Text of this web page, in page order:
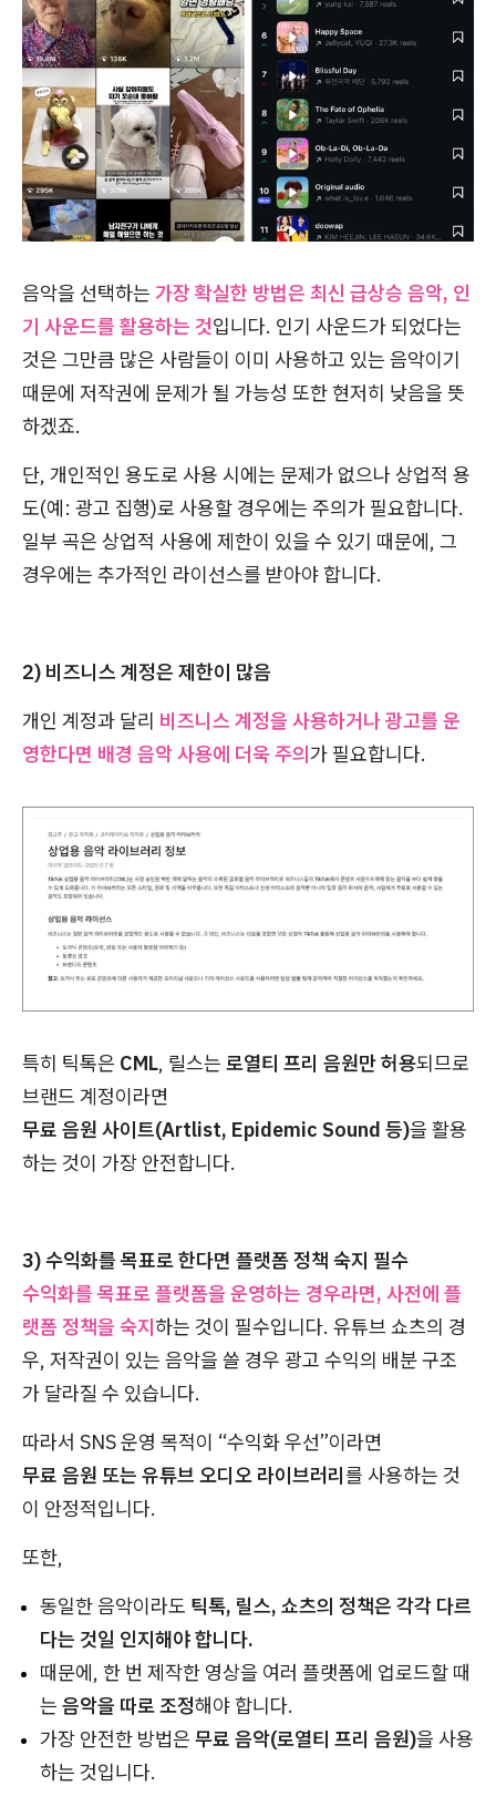
음악을 선택하는 가장 확실한 방법은 최신 급상승 음악, 인
기 사운드를 활용하는 것입니다. 인기 사운드가 되었다는
것은 그만큼 많은 사람들이 이미 사용하고 있는 음악이기
때문에 저작권에 문제가 될 가능성 또한 현저히 낮음을 뜻
하겠죠.
단, 개인적인 용도로 사용 시에는 문제가 없으나 상업적 용
도(예: 광고 집행)로 사용할 경우에는 주의가 필요합니다.
일부 곡은 상업적 사용에 제한이 있을 수 있기 때문에, 그
경우에는 추가적인 라이선스를 받아야 합니다.
2) 비즈니스 계정은 제한이 많음
개인 계정과 달리 비즈니스 계정을 사용하거나 광고를 운
영한다면 배경 음악 사용에 더욱 주의가 필요합니다.
특히 틱톡은 CML, 릴스는 로열티 프리 음원만 허용되므로
브랜드 계정이라면
무료 음원 사이트(Artlist, Epidemic Sound 등)을 활용
하는 것이 가장 안전합니다.
3) 수익화를 목표로 한다면 플랫폼 정책 숙지 필수
수익화를 목표로 플랫폼을 운영하는 경우라면, 사전에 플
랫폼 정책을 숙지하는 것이 필수입니다. 유튜브 쇼츠의 경
우, 저작권이 있는 음악을 쓸 경우 광고 수익의 배분 구조
가 달라질 수 있습니다.
따라서 SNS 운영 목적이 “수익화 우선”이라면
무료 음원 또는 유튜브 오디오 라이브러리를 사용하는 것
이 안정적입니다.
또한,
동일한 음악이라도 틱톡, 릴스, 쇼츠의 정책은 각각 다르
다는 것일 인지해야 합니다.
때문에, 한 번 제작한 영상을 여러 플랫폼에 업로드할 때
는 음악을 따로 조정해야 합니다.
가장 안전한 방법은 무료 음악(로열티 프리 음원)을 사용
하는 것입니다.